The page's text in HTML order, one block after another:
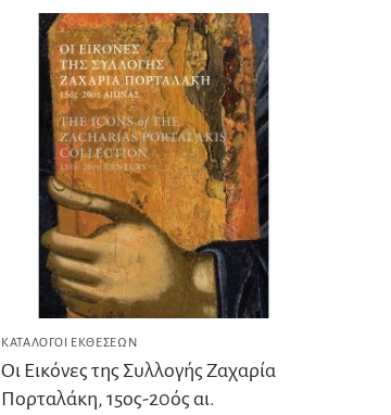
ΚΑΤΆΛΟΓΟΙ ΕΚΘΈΣΕΩΝ
Οι Εικόνες της Συλλογής Ζαχαρία
Πορταλάκη, 15ος-20ός αι.